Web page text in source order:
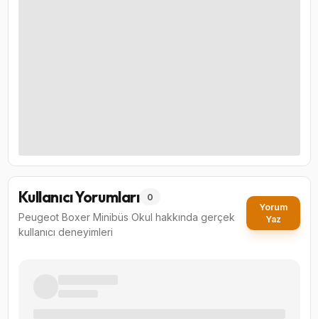
Kullanıcı Yorumları 0
Peugeot Boxer Minibüs Okul hakkında gerçek
kullanıcı deneyimleri
Yorum
Yaz